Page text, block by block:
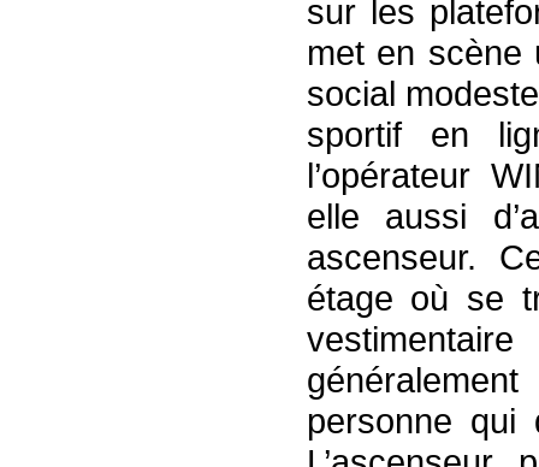
sur les
met en scène
social
sportif en
l’opérateur
elle aussi
ascenseur.
étage où se
personne qui